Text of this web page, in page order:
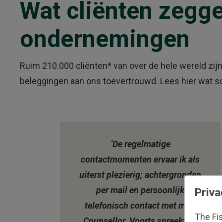
Wat cliënten
ondernemingen
Ruim 210.000 cliënten* van over de hele wereld
beleggingen aan ons toevertrouwd. Lees hier wat
‘De regelmatige
contactmomenten ervaar ik als
uiterst plezierig; achtergronden
per mail en persoonlijk
telefonisch contact met mijn
The